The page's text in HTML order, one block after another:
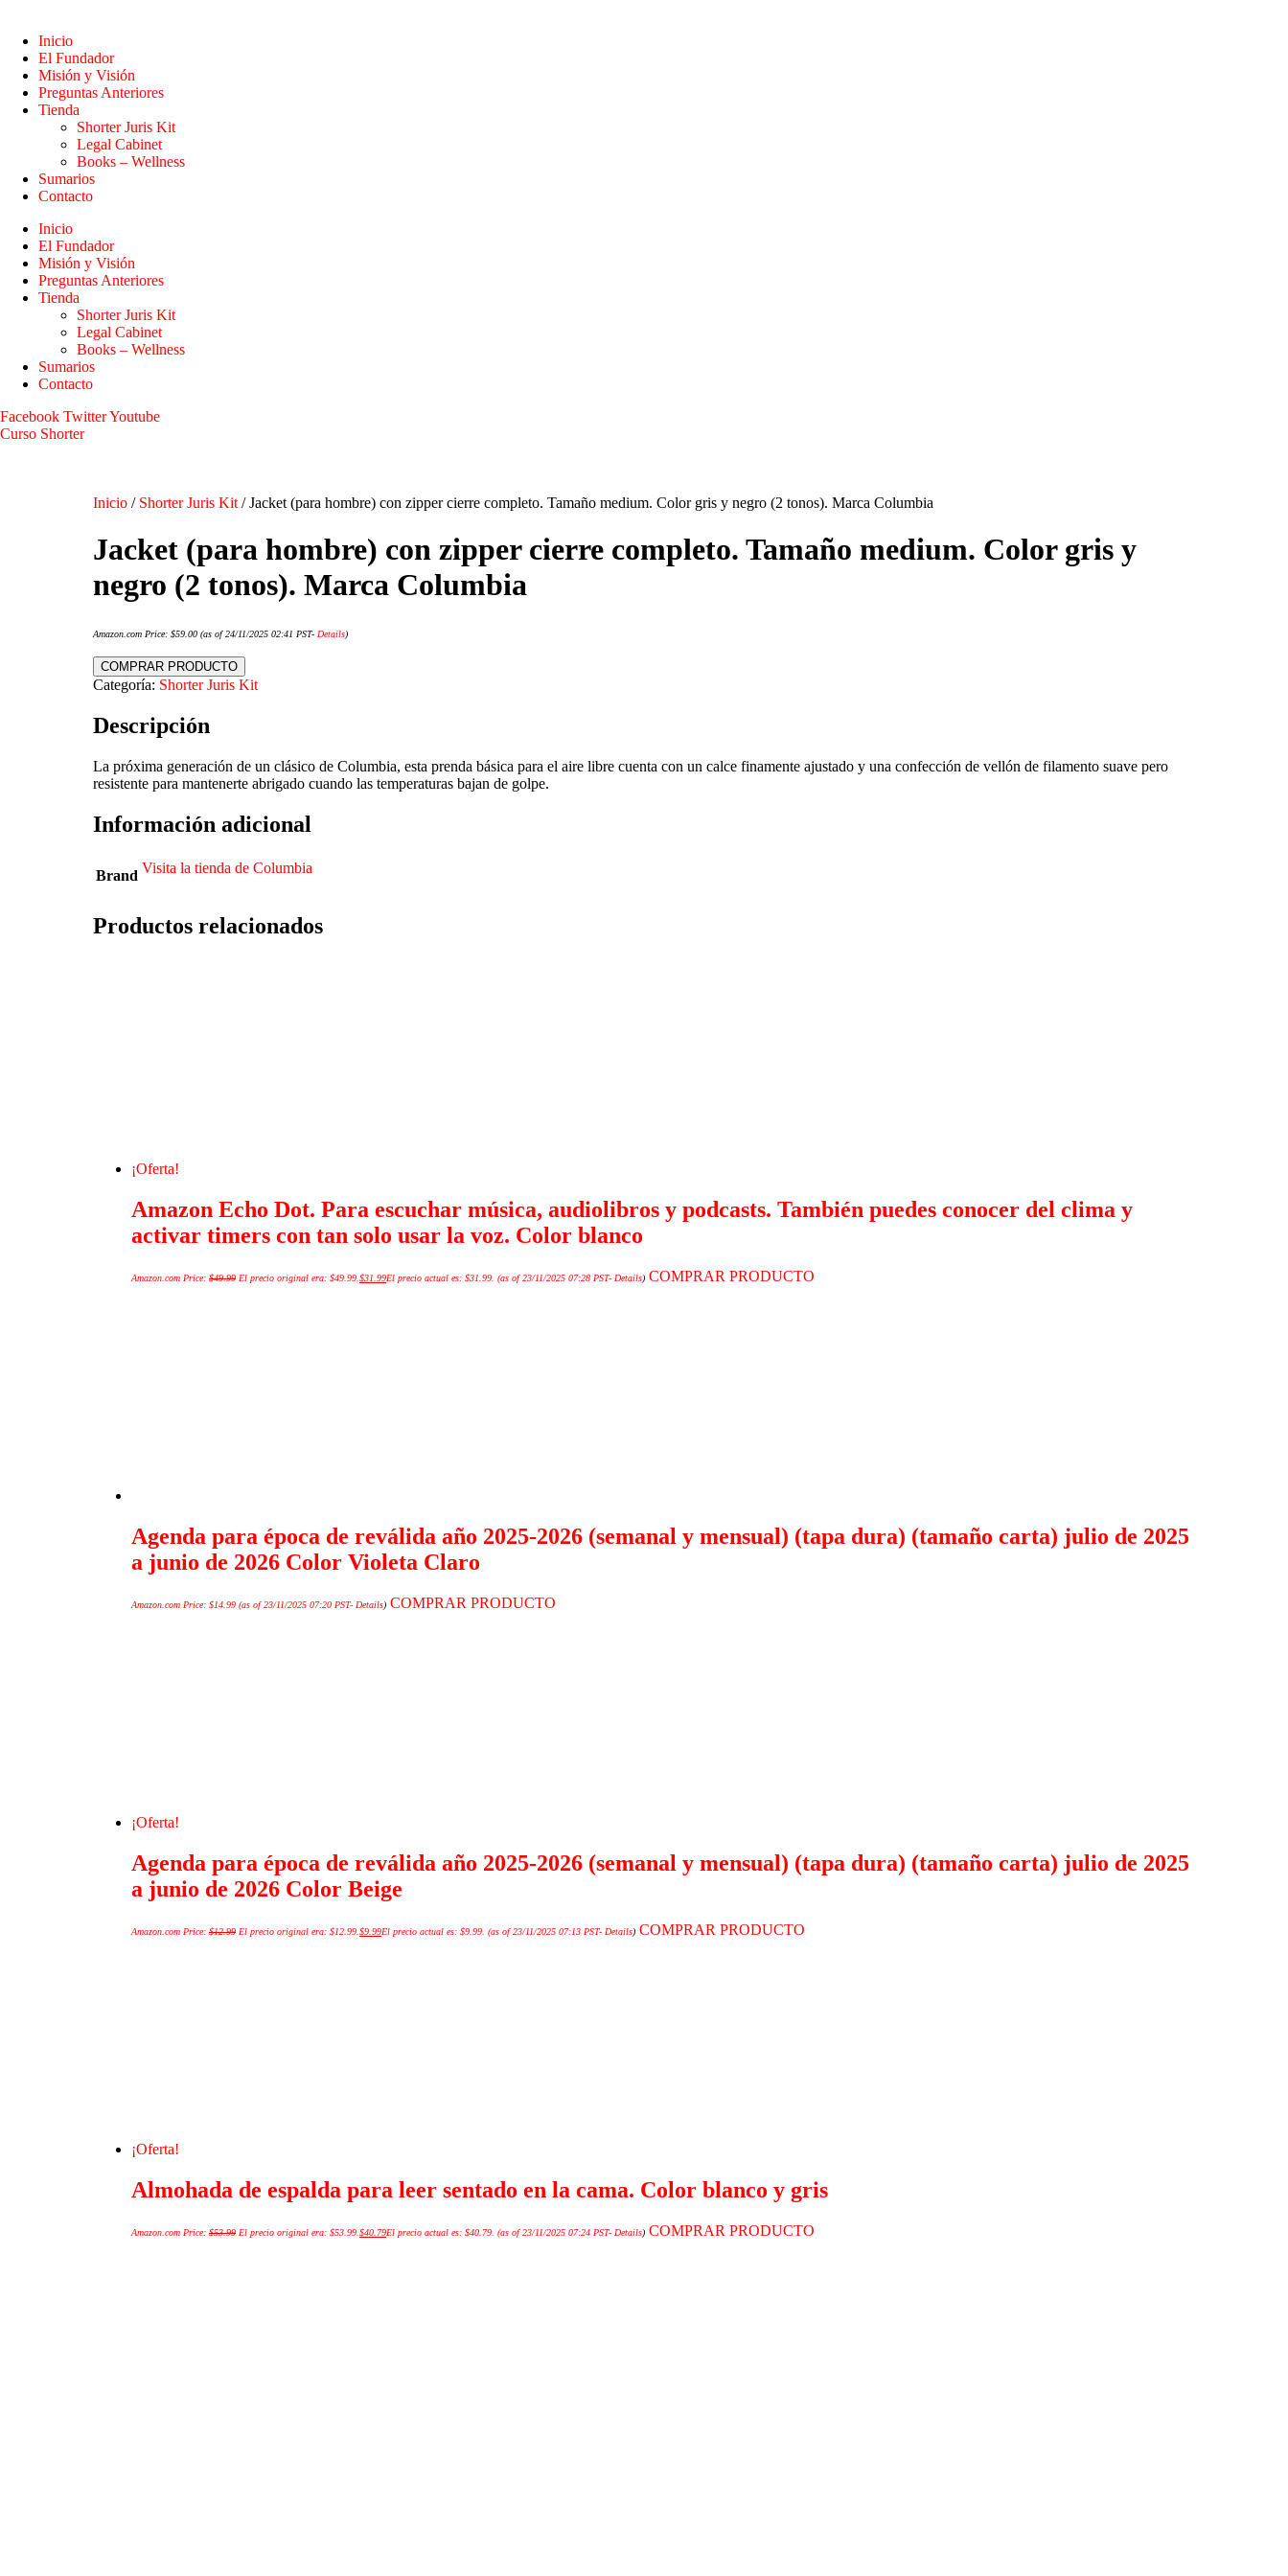
Inicio
El Fundador
Misión y Visión
Preguntas Anteriores
Tienda
Shorter Juris Kit
Legal Cabinet
Books – Wellness
Sumarios
Contacto
Inicio
El Fundador
Misión y Visión
Preguntas Anteriores
Tienda
Shorter Juris Kit
Legal Cabinet
Books – Wellness
Sumarios
Contacto
Facebook TwitterYoutube
Curso Shorter
Inicio / Shorter Juris Kit / Jacket (para hombre) con zipper cierre completo. Tamaño medium. Color gris y negro (2 tonos). Marca Columbia
Jacket (para hombre) con zipper cierre completo. Tamaño medium. Color gris y
negro (2 tonos). Marca Columbia
Amazon.com Price: $59.00 (as of 24/11/2025 02:41 PST- Details)
COMPRAR PRODUCTO
Categoría: Shorter Juris Kit
Descripción
La próxima generación de un clásico de Columbia, esta prenda básica para el aire libre cuenta con un calce finamente ajustado y una confección de vellón de filamento suave pero
resistente para mantenerte abrigado cuando las temperaturas bajan de golpe.
Información adicional
Brand Visita la tienda de Columbia
Productos relacionados
¡Oferta!
Amazon Echo Dot. Para escuchar música, audiolibros y podcasts. También puedes conocer del clima y
activar timers con tan solo usar la voz. Color blanco
Amazon.com Price: $49.99 El precio original era: $49.99. $31.99El precio actual es: $31.99. (as of 23/11/2025 07:28 PST- Details) COMPRAR PRODUCTO
Agenda para época de reválida año 2025-2026 (semanal y mensual) (tapa dura) (tamaño carta) julio de 2025
a junio de 2026 Color Violeta Claro
Amazon.com Price: $14.99 (as of 23/11/2025 07:20 PST- Details) COMPRAR PRODUCTO
¡Oferta!
Agenda para época de reválida año 2025-2026 (semanal y mensual) (tapa dura) (tamaño carta) julio de 2025
a junio de 2026 Color Beige
Amazon.com Price: $12.99 El precio original era: $12.99. $9.99El precio actual es: $9.99. (as of 23/11/2025 07:13 PST- Details) COMPRAR PRODUCTO
¡Oferta!
Almohada de espalda para leer sentado en la cama. Color blanco y gris
Amazon.com Price: $53.99 El precio original era: $53.99. $40.79El precio actual es: $40.79. (as of 23/11/2025 07:24 PST- Details) COMPRAR PRODUCTO